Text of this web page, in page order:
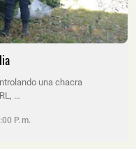
una chacra
…
P. M.